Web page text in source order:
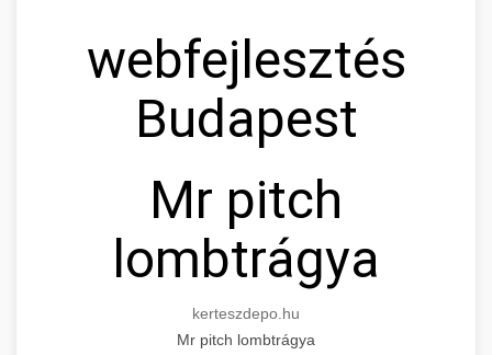
webfejlesztés
Budapest
Mr pitch
lombtrágya
kerteszdepo.hu
Mr pitch lombtrágya